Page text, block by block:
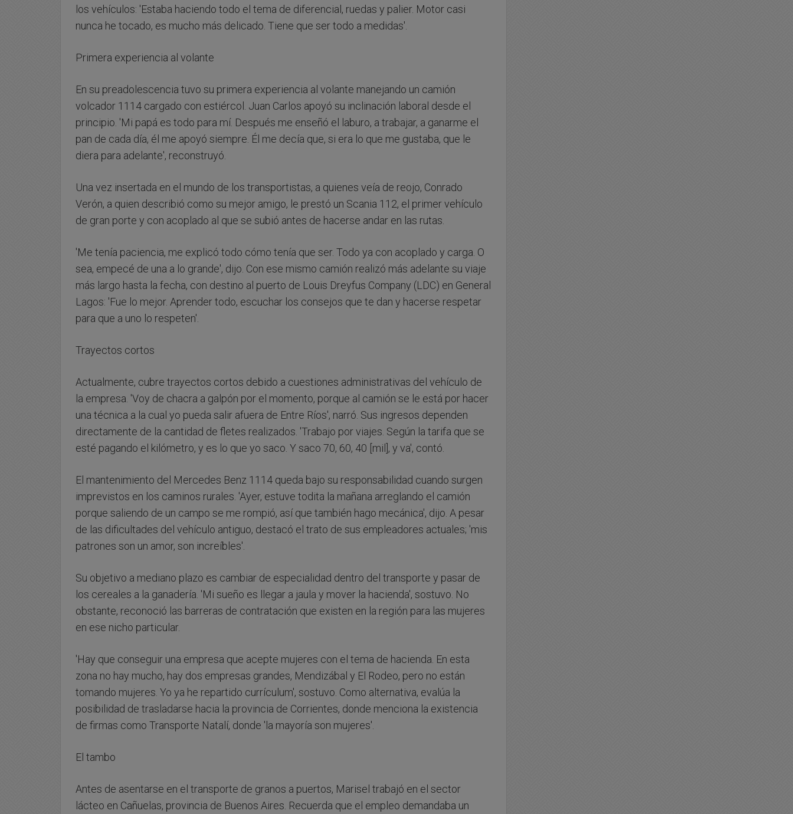
los vehículos: 'Estaba haciendo todo el tema de diferencial, ruedas y palier. Motor casi
nunca he tocado, es mucho más delicado. Tiene que ser todo a medidas'.
Primera experiencia al volante
En su preadolescencia tuvo su primera experiencia al volante manejando un camión
volcador 1114 cargado con estiércol. Juan Carlos apoyó su inclinación laboral desde el
principio. 'Mi papá es todo para mí. Después me enseñó el laburo, a trabajar, a ganarme el
pan de cada día, él me apoyó siempre. Él me decía que, si era lo que me gustaba, que le
diera para adelante', reconstruyó.
Una vez insertada en el mundo de los transportistas, a quienes veía de reojo, Conrado
Verón, a quien describió como su mejor amigo, le prestó un Scania 112, el primer vehículo
de gran porte y con acoplado al que se subió antes de hacerse andar en las rutas.
'Me tenía paciencia, me explicó todo cómo tenía que ser. Todo ya con acoplado y carga. O
sea, empecé de una a lo grande', dijo. Con ese mismo camión realizó más adelante su viaje
más largo hasta la fecha, con destino al puerto de Louis Dreyfus Company (LDC) en General
Lagos: 'Fue lo mejor. Aprender todo, escuchar los consejos que te dan y hacerse respetar
para que a uno lo respeten'.
Trayectos cortos
Actualmente, cubre trayectos cortos debido a cuestiones administrativas del vehículo de
la empresa. 'Voy de chacra a galpón por el momento, porque al camión se le está por hacer
una técnica a la cual yo pueda salir afuera de Entre Ríos', narró. Sus ingresos dependen
directamente de la cantidad de fletes realizados. 'Trabajo por viajes. Según la tarifa que se
esté pagando el kilómetro, y es lo que yo saco. Y saco 70, 60, 40 [mil], y va', contó.
El mantenimiento del Mercedes Benz 1114 queda bajo su responsabilidad cuando surgen
imprevistos en los caminos rurales. 'Ayer, estuve todita la mañana arreglando el camión
porque saliendo de un campo se me rompió, así que también hago mecánica', dijo. A pesar
de las dificultades del vehículo antiguo, destacó el trato de sus empleadores actuales; 'mis
patrones son un amor, son increíbles'.
Su objetivo a mediano plazo es cambiar de especialidad dentro del transporte y pasar de
los cereales a la ganadería. 'Mi sueño es llegar a jaula y mover la hacienda', sostuvo. No
obstante, reconoció las barreras de contratación que existen en la región para las mujeres
en ese nicho particular.
'Hay que conseguir una empresa que acepte mujeres con el tema de hacienda. En esta
zona no hay mucho, hay dos empresas grandes, Mendizábal y El Rodeo, pero no están
tomando mujeres. Yo ya he repartido currículum', sostuvo. Como alternativa, evalúa la
posibilidad de trasladarse hacia la provincia de Corrientes, donde menciona la existencia
de firmas como Transporte Natalí, donde 'la mayoría son mujeres'.
El tambo
Antes de asentarse en el transporte de granos a puertos, Marisel trabajó en el sector
lácteo en Cañuelas, provincia de Buenos Aires. Recuerda que el empleo demandaba un